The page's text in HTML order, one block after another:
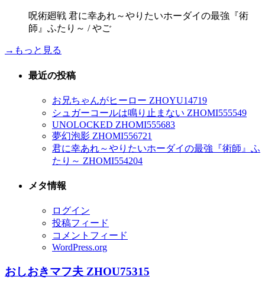
呪術廻戦 君に幸あれ～やりたいホーダイの最強『術
師』ふたり～ / やご
→もっと見る
最近の投稿
お兄ちゃんがヒーロー ZHOYU14719
シュガーコールは鳴り止まない ZHOMI555549
UNOLOCKED ZHOMI555683
夢幻泡影 ZHOMI556721
君に幸あれ～やりたいホーダイの最強『術師』ふ
たり～ ZHOMI554204
メタ情報
ログイン
投稿フィード
コメントフィード
WordPress.org
おしおきマフ夫 ZHOU75315